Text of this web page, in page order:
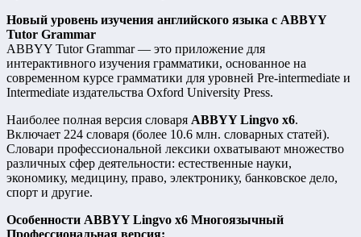
Новый уровень изучения английского языка с ABBYY
Tutor Grammar
ABBYY Tutor Grammar — это приложение для
интерактивного изучения грамматики, основанное на
современном курсе грамматики для уровней Pre-intermediate и
Intermediate издательства Oxford University Press.
Наиболее полная версия словаря ABBYY Lingvo x6.
Включает 224 словаря (более 10.6 млн. словарных статей).
Словари профессиональной лексики охватывают множество
различных сфер деятельности: естественные науки,
экономику, медицину, право, электронику, банковское дело,
спорт и другие.
Особенности ABBYY Lingvo x6 Многоязычный
Профессиональная версия: